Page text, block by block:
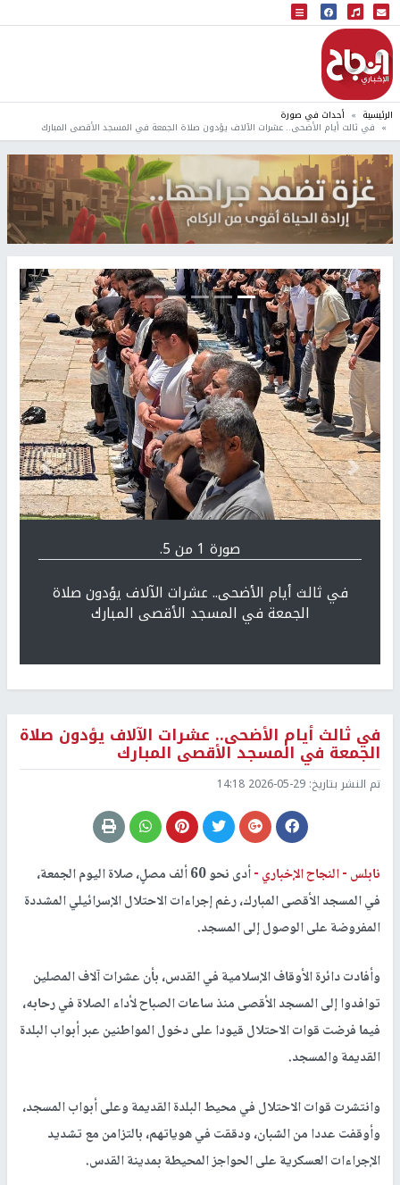
البث المباشر
إذاعة النجاح
الرئيسية أحداث في صورة
في ثالث أيام الأضحى.. عشرات الآلاف يؤدون صلاة الجمعة في المسجد الأقصى المبارك
صورة 1 من 5.
في ثالث أيام الأضحى.. عشرات الآلاف يؤدون صلاة
الجمعة في المسجد الأقصى المبارك
Previous التالي
في ثالث أيام الأضحى.. عشرات الآلاف يؤدون صلاة
الجمعة في المسجد الأقصى المبارك
تم النشر بتاريخ: 2026-05-29 14:18
نابلس -النجاح الإخباري -
أدى نحو 60 ألف مصلٍ، صلاة اليوم الجمعة،
في المسجد الأقصى المبارك، رغم إجراءات الاحتلال الإسرائيلي المشددة
المفروضة على الوصول إلى المسجد.
وأفادت دائرة الأوقاف الإسلامية في القدس، بأن عشرات آلاف المصلين
توافدوا إلى المسجد الأقصى منذ ساعات الصباح لأداء الصلاة في رحابه،
فيما فرضت قوات الاحتلال قيودا على دخول المواطنين عبر أبواب البلدة
القديمة والمسجد.
وانتشرت قوات الاحتلال في محيط البلدة القديمة وعلى أبواب المسجد،
وأوقفت عددا من الشبان، ودققت في هوياتهم، بالتزامن مع تشديد
الإجراءات العسكرية على الحواجز المحيطة بمدينة القدس.